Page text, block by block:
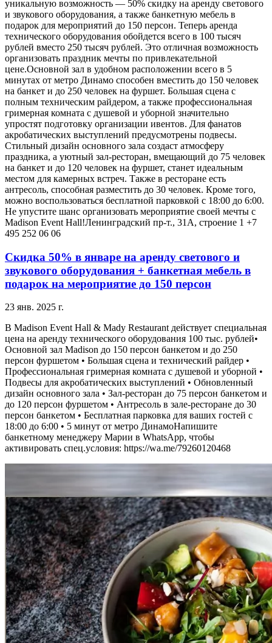
уникальную возможность — 50% скидку на аренду светового
и звукового оборудования, а также банкетную мебель в
подарок для мероприятий до 150 персон. Теперь аренда
технического оборудования обойдется всего в 100 тысяч
рублей вместо 250 тысяч рублей. Это отличная возможность
организовать праздник мечты по привлекательной
цене.Основной зал в удобном расположении всего в 5
минутах от метро Динамо способен вместить до 150 человек
на банкет и до 250 человек на фуршет. Большая сцена с
полным техническим райдером, а также профессиональная
гримерная комната с душевой и уборной значительно
упростят подготовку организации ивентов. Для фанатов
акробатических выступлений предусмотрены подвесы.
Стильный дизайн основного зала создаст атмосферу
праздника, а уютный зал-ресторан, вмещающий до 75 человек
на банкет и до 120 человек на фуршет, станет идеальным
местом для камерных встреч. Также в ресторане есть
антресоль, способная разместить до 30 человек. Кроме того,
можно воспользоваться бесплатной парковкой с 18:00 до 6:00.
Не упустите шанс организовать мероприятие своей мечты с
Madison Event Hall!Ленинградский пр-т., 31А, строение 1 +7
495 252 06 06
Скидка 50% в январе на аренду светового и
звукового оборудования + банкетная мебель в
подарок на мероприятие до 150 персон
23 янв. 2025 г.
В Madison Event Hall & Mady Restaurant действует специальная
цена на аренду технического оборудования 100 тыс. рублей•⁠
⁠Основной зал Madison до 150 персон банкетом и до 250
персон фуршетом •⁠ ⁠Большая сцена и технический райдер •⁠
⁠Профессиональная гримерная комната с душевой и уборной •⁠
⁠Подвесы для акробатических выступлений •⁠ Обновленный
дизайн основного зала •⁠ ⁠Зал-ресторан до 75 персон банкетом и
до 120 персон фуршетом •⁠ ⁠Антресоль в зале-ресторане до 30
персон банкетом •⁠ ⁠Бесплатная парковка для ваших гостей с
18:00 до 6:00 •⁠ ⁠5 минут от метро ДинамоНапишите
банкетному менеджеру Марии в WhatsApp, чтобы
активировать спец.условия: https://wa.me/79260120468